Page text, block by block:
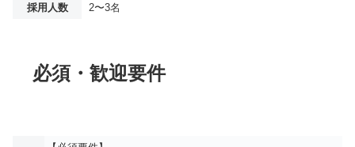
採用人数
2〜3名
必須・歓迎要件